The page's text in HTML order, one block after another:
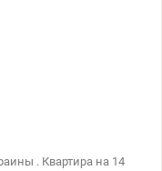
на 14